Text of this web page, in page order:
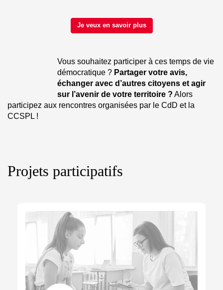
Je veux en savoir plus
Vous souhaitez participer à ces temps de vie
démocratique ? Partager votre avis,
échanger avec d’autres citoyens et agir
sur l’avenir de votre territoire ? Alors
participez aux rencontres organisées par le CdD et la
CCSPL !
Projets participatifs